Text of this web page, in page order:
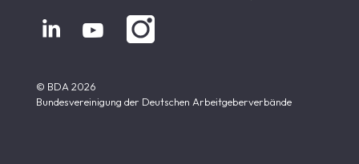
 
© BDA 2026
Bundesvereinigung der Deutschen Arbeitgeberverbände